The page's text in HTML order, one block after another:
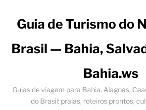
Guia de Turismo do
Brasil — Bahia,
Bahia.ws
Guias de viagem para Bahia, Alagoas,
do Brasil: praias, roteiros prontos,